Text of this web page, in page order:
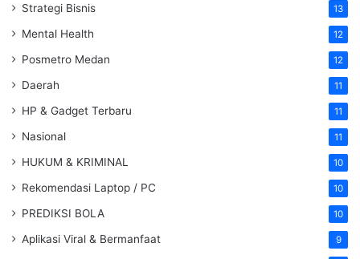
Strategi Bisnis 13
Mental Health 12
Posmetro Medan 12
Daerah 11
HP & Gadget Terbaru 11
Nasional 11
HUKUM & KRIMINAL 10
Rekomendasi Laptop / PC 10
PREDIKSI BOLA 10
Aplikasi Viral & Bermanfaat 9